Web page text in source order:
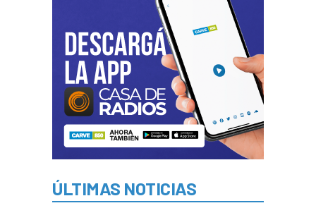
ÚLTIMAS NOTICIAS